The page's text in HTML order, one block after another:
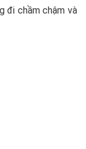
đi chầm chậm và